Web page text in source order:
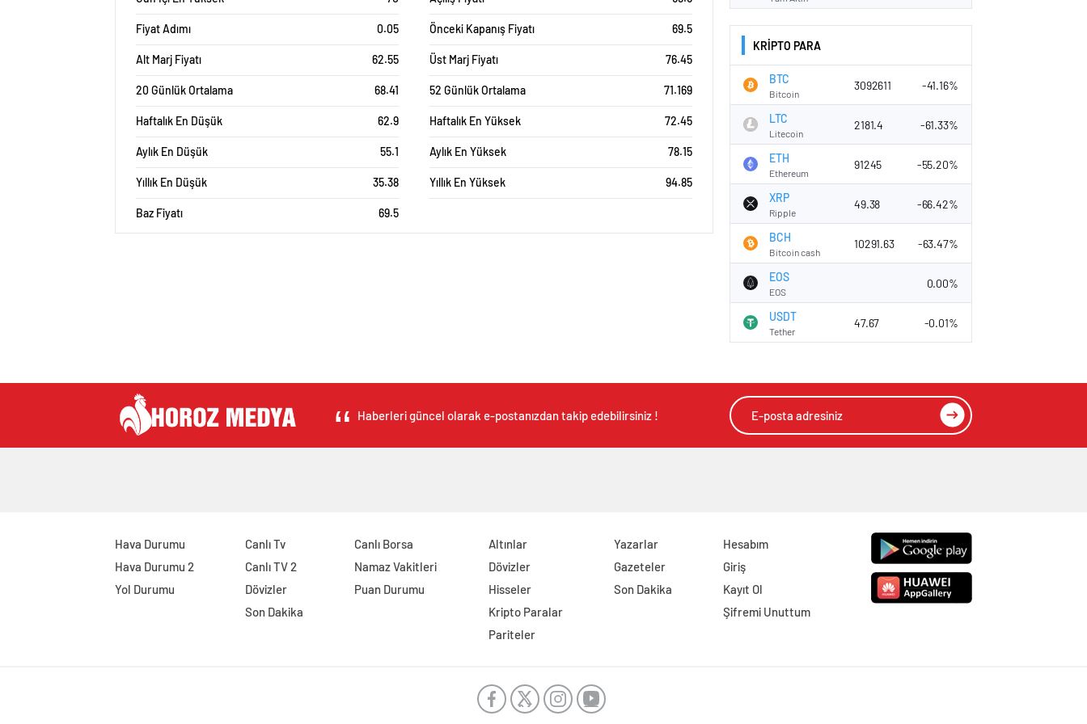
Fiyat Adımı 0.05 Önceki Kapanış Fiyatı 69.5
Alt Marj Fiyatı 62.55 Üst Marj Fiyatı 76.45
20 Günlük Ortalama 68.41 52 Günlük Ortalama 71.169
Haftalık En Düşük 62.9 Haftalık En Yüksek 72.45
Aylık En Düşük 55.1 Aylık En Yüksek 78.15
Yıllık En Düşük 35.38 Yıllık En Yüksek 94.85
Baz Fiyatı 69.5
KRİPTO PARA
BTC
Bitcoin
3092611 -41.16%
LTC
Litecoin
2181.4 -61.33%
ETH
Ethereum
91245 -55.20%
XRP
Ripple
49.38 -66.42%
BCH
Bitcoin cash
10291.63 -63.47%
EOS
EOS
0.00%
USDT
Tether
47.67 -0.01%
Haberleri güncel olarak e-postanızdan takip edebilirsiniz !
Hava Durumu
Hava Durumu 2
Yol Durumu
Canlı Tv
Canlı TV 2
Dövizler
Son Dakika
Canlı Borsa
Namaz Vakitleri
Puan Durumu
Altınlar
Dövizler
Hisseler
Kripto Paralar
Pariteler
Yazarlar
Gazeteler
Son Dakika
Hesabım
Giriş
Kayıt Ol
Şifremi Unuttum